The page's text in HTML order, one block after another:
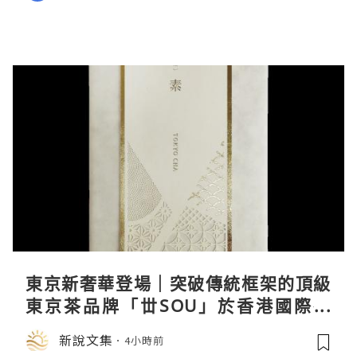
東京新奢華登場｜突破傳統框架的頂級
東京茶品牌「丗SOU」於香港國際茶
展首度亮相
新說文集 4小時前